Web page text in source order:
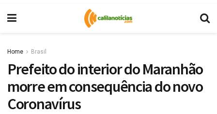
Home Brasil
Prefeito do interior do Maranhão
morre em consequência do novo
Coronavírus